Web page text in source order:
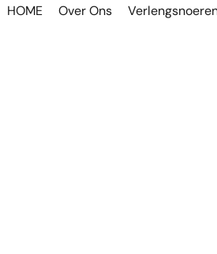
HOME Over Ons